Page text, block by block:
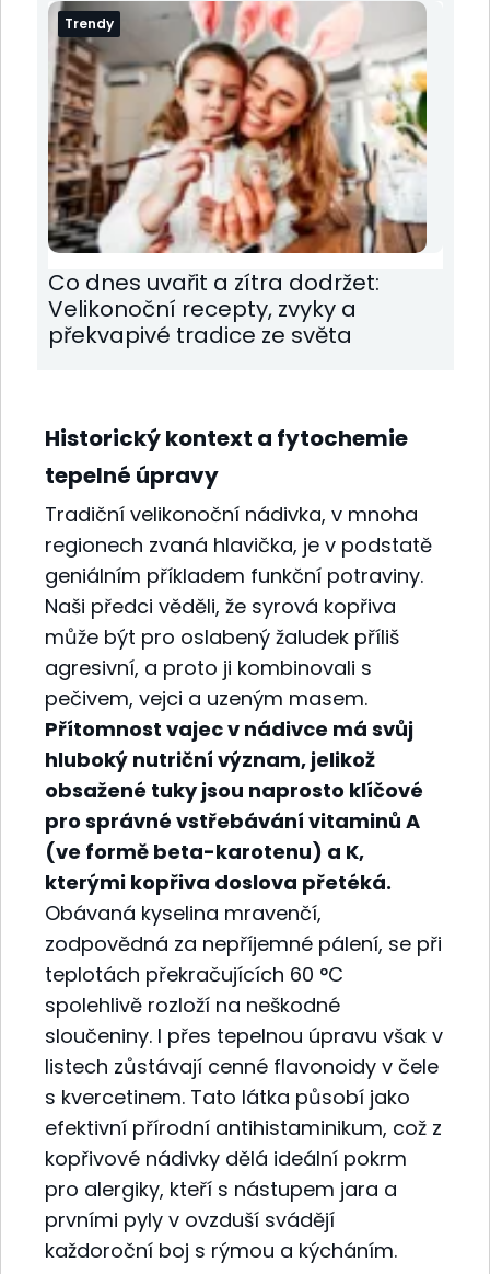
Trendy
Co dnes uvařit a zítra dodržet:
Velikonoční recepty, zvyky a
překvapivé tradice ze světa
Historický kontext a fytochemie
tepelné úpravy
Tradiční velikonoční nádivka, v mnoha
regionech zvaná hlavička, je v podstatě
geniálním příkladem funkční potraviny.
Naši předci věděli, že syrová kopřiva
může být pro oslabený žaludek příliš
agresivní, a proto ji kombinovali s
pečivem, vejci a uzeným masem.
Přítomnost vajec v nádivce má svůj
hluboký nutriční význam, jelikož
obsažené tuky jsou naprosto klíčové
pro správné vstřebávání vitaminů A
(ve formě beta-karotenu) a K,
kterými kopřiva doslova přetéká.
Obávaná kyselina mravenčí,
zodpovědná za nepříjemné pálení, se při
teplotách překračujících 60 °C
spolehlivě rozloží na neškodné
sloučeniny. I přes tepelnou úpravu však v
listech zůstávají cenné flavonoidy v čele
s kvercetinem. Tato látka působí jako
efektivní přírodní antihistaminikum, což z
kopřivové nádivky dělá ideální pokrm
pro alergiky, kteří s nástupem jara a
prvními pyly v ovzduší svádějí
každoroční boj s rýmou a kýcháním.